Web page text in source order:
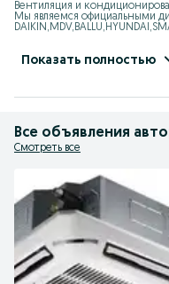
Вентиляция и
Мы являемся официальными
Тепловые завесы,
Показать полностью
Все объявления
Смотреть все